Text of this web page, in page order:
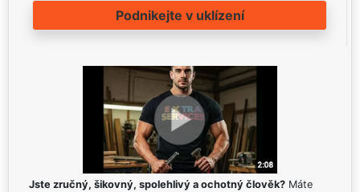
Podnikejte v uklízení
Jste zručný, šikovný, spolehlivý a ochotný člověk? Máte